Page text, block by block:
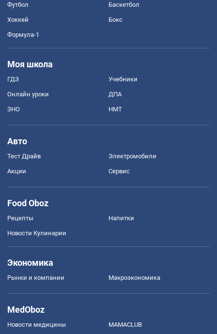
Футбол Баскетбол
Хоккей Бокс
Формула-1
Моя школа
ГДЗ Учебники
Онлайн уроки ДПА
ЗНО НМТ
Авто
Тест Драйв Электромобили
Акции Сервис
Food Oboz
Рецепты Напитки
Новости Кулинарии
Экономика
Рынки и компании Mакроэкономика
MedOboz
Новости медицины MAMACLUB